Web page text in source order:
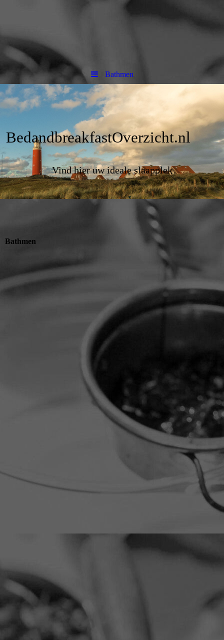
Bathmen
BedandbreakfastOverzicht.nl
Vind hier uw ideale slaapplek
Bathmen